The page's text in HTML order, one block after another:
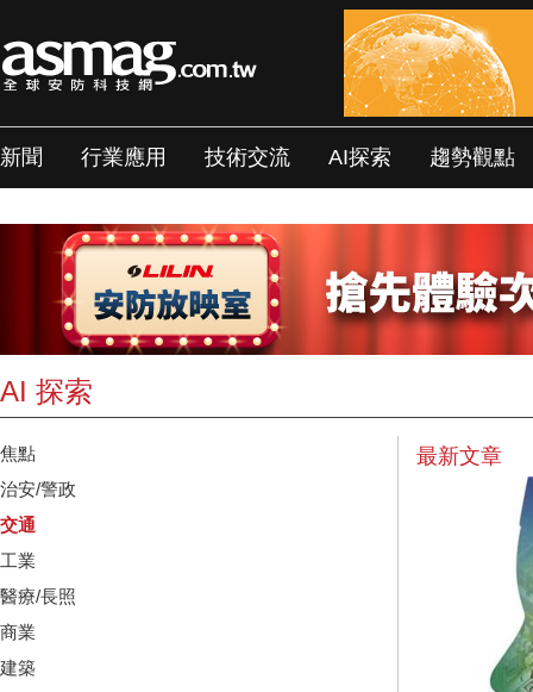
新聞 行業應用 技術交流 AI探索 趨勢觀點
AI 探索
焦點
治安/警政
交通
工業
醫療/長照
商業
建築
最新文章